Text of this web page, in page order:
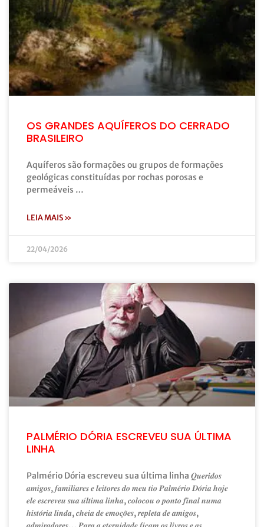
OS GRANDES AQUÍFEROS DO CERRADO
BRASILEIRO
Aquíferos são formações ou grupos de formações
geológicas constituídas por rochas porosas e
permeáveis …
LEIA MAIS »
22/04/2026
PALMÉRIO DÓRIA ESCREVEU SUA ÚLTIMA
LINHA
Palmério Dória escreveu sua última linha 𝑸𝒖𝒆𝒓𝒊𝒅𝒐𝒔
𝒂𝒎𝒊𝒈𝒐𝒔, 𝒇𝒂𝒎𝒊𝒍𝒊𝒂𝒓𝒆𝒔 𝒆 𝒍𝒆𝒊𝒕𝒐𝒓𝒆𝒔 𝒅𝒐 𝒎𝒆𝒖 𝒕𝒊𝒐 𝑷𝒂𝒍𝒎𝒆́𝒓𝒊𝒐 𝑫𝒐́𝒓𝒊𝒂 𝒉𝒐𝒋𝒆
𝒆𝒍𝒆 𝒆𝒔𝒄𝒓𝒆𝒗𝒆𝒖 𝒔𝒖𝒂 𝒖́𝒍𝒕𝒊𝒎𝒂 𝒍𝒊𝒏𝒉𝒂, 𝒄𝒐𝒍𝒐𝒄𝒐𝒖 𝒐 𝒑𝒐𝒏𝒕𝒐 𝒇𝒊𝒏𝒂𝒍 𝒏𝒖𝒎𝒂
𝒉𝒊𝒔𝒕𝒐́𝒓𝒊𝒂 𝒍𝒊𝒏𝒅𝒂, 𝒄𝒉𝒆𝒊𝒂 𝒅𝒆 𝒆𝒎𝒐𝒄̧𝒐̃𝒆𝒔, 𝒓𝒆𝒑𝒍𝒆𝒕𝒂 𝒅𝒆 𝒂𝒎𝒊𝒈𝒐𝒔,